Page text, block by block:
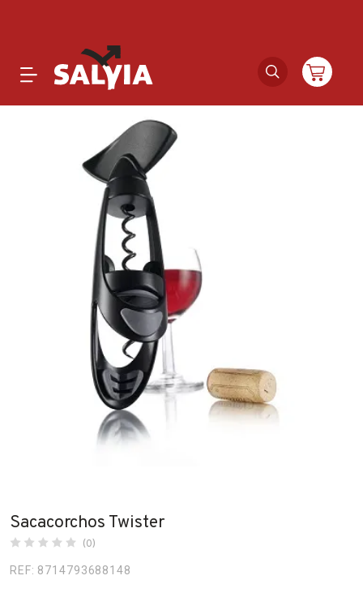
Novedades
Catálogos
Fabricantes
Contacto
Sacacorchos Twister
(0)
REF: 8714793688148